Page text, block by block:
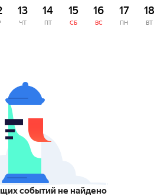
13
ЧТ
14
ПТ
15
СБ
16
ВС
17
ПН
18
ВТ
событий не найдено